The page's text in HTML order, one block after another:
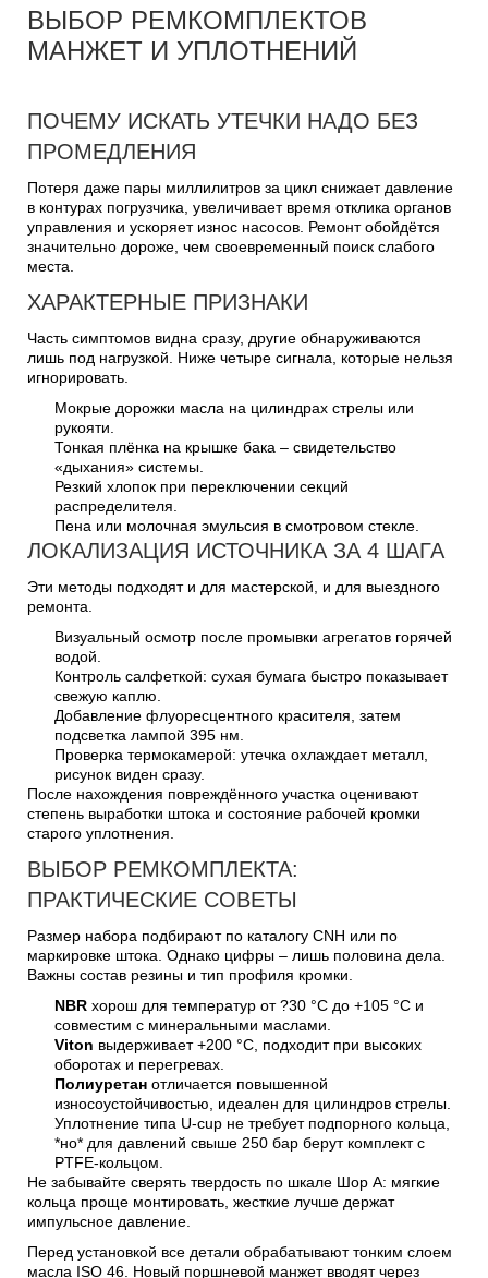
ВЫБОР РЕМКОМПЛЕКТОВ
МАНЖЕТ И УПЛОТНЕНИЙ
ПОЧЕМУ ИСКАТЬ УТЕЧКИ НАДО БЕЗ
ПРОМЕДЛЕНИЯ
Потеря даже пары миллилитров за цикл снижает давление
в контурах погрузчика, увеличивает время отклика органов
управления и ускоряет износ насосов. Ремонт обойдётся
значительно дороже, чем своевременный поиск слабого
места.
ХАРАКТЕРНЫЕ ПРИЗНАКИ
Часть симптомов видна сразу, другие обнаруживаются
лишь под нагрузкой. Ниже четыре сигнала, которые нельзя
игнорировать.
Мокрые дорожки масла на цилиндрах стрелы или
рукояти.
Тонкая плёнка на крышке бака – свидетельство
«дыхания» системы.
Резкий хлопок при переключении секций
распределителя.
Пена или молочная эмульсия в смотровом стекле.
ЛОКАЛИЗАЦИЯ ИСТОЧНИКА ЗА 4 ШАГА
Эти методы подходят и для мастерской, и для выездного
ремонта.
Визуальный осмотр после промывки агрегатов горячей
водой.
Контроль салфеткой: сухая бумага быстро показывает
свежую каплю.
Добавление флуоресцентного красителя, затем
подсветка лампой 395 нм.
Проверка термокамерой: утечка охлаждает металл,
рисунок виден сразу.
После нахождения повреждённого участка оценивают
степень выработки штока и состояние рабочей кромки
старого уплотнения.
ВЫБОР РЕМКОМПЛЕКТА:
ПРАКТИЧЕСКИЕ СОВЕТЫ
Размер набора подбирают по каталогу CNH или по
маркировке штока. Однако цифры – лишь половина дела.
Важны состав резины и тип профиля кромки.
NBR хорош для температур от ?30 °C до +105 °C и
совместим с минеральными маслами.
Viton выдерживает +200 °C, подходит при высоких
оборотах и перегревах.
Полиуретан отличается повышенной
износоустойчивостью, идеален для цилиндров стрелы.
Уплотнение типа U-cup не требует подпорного кольца,
*но* для давлений свыше 250 бар берут комплект с
PTFE-кольцом.
Не забывайте сверять твердость по шкале Шор A: мягкие
кольца проще монтировать, жесткие лучше держат
импульсное давление.
Перед установкой все детали обрабатывают тонким слоем
масла ISO 46. Новый поршневой манжет вводят через